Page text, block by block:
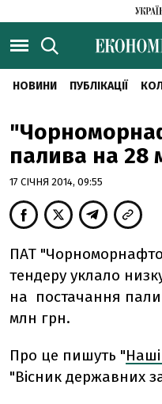
НОВИНИ ПУБЛІКАЦІЇ
палива на 28
17 СІЧНЯ 2014, 09:55
ПАТ
тендеру уклало
на постачання
млн грн.
Про це пишуть "
"Вісник державних